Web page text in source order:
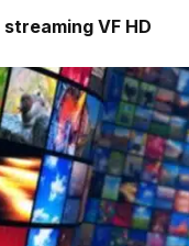
streaming VF HD